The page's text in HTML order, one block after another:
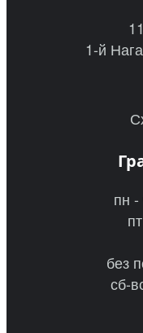
1-й
пн
без
сб-